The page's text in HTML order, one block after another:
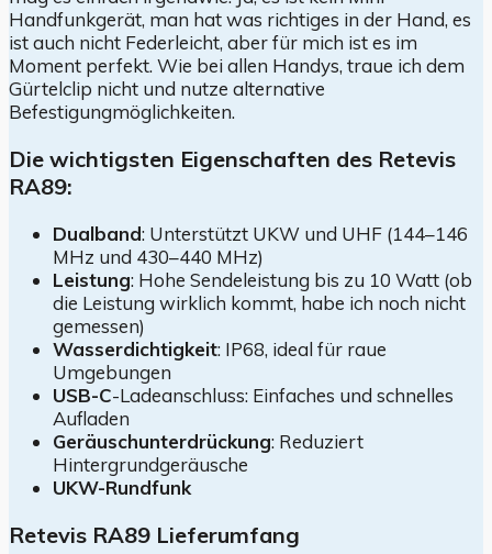
Handfunkgerät, man hat was richtiges in der Hand, es
ist auch nicht Federleicht, aber für mich ist es im
Moment perfekt. Wie bei allen Handys, traue ich dem
Gürtelclip nicht und nutze alternative
Befestigungmöglichkeiten.
Die wichtigsten Eigenschaften des Retevis
RA89:
Dualband: Unterstützt UKW und UHF (144–146
MHz und 430–440 MHz)
Leistung: Hohe Sendeleistung bis zu 10 Watt (ob
die Leistung wirklich kommt, habe ich noch nicht
gemessen)
Wasserdichtigkeit: IP68, ideal für raue
Umgebungen
USB-C-Ladeanschluss: Einfaches und schnelles
Aufladen
Geräuschunterdrückung: Reduziert
Hintergrundgeräusche
UKW-Rundfunk
Retevis RA89 Lieferumfang